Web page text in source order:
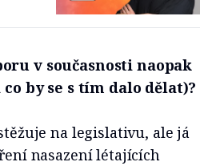
v současnosti naopak
by se s tím dalo dělat)?
na legislativu, ale já
nasazení létajících